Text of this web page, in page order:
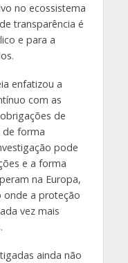
no ecossistema
transparência é
e para a
enfatizou a
com as
de
de forma
pode
e a forma
na Europa,
onde a proteção
vez mais
ainda não